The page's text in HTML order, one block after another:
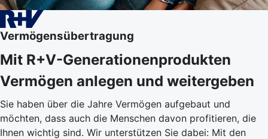
Vermögensübertragung
Mit R+V-Generationenprodukten
Vermögen anlegen und weitergeben
Sie haben über die Jahre Vermögen aufgebaut und
möchten, dass auch die Menschen davon profitieren, die
Ihnen wichtig sind. Wir unterstützen Sie dabei: Mit den